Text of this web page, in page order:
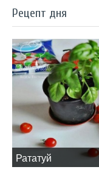
Рецепт дня
​Рататуй